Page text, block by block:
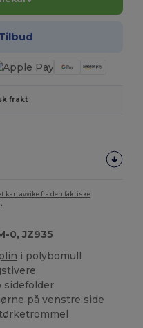
frakt
kan avvike fra den faktiske
0, JZ935
i polybomull
sidefolder
på venstre side